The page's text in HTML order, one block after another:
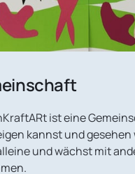
ist eine
kannst und gesehen
und wächst mit